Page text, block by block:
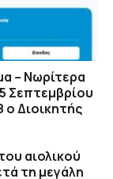
– Νωρίτερα
Σεπτεμβρίου
Διοικητής
αιολικού
τη μεγάλη